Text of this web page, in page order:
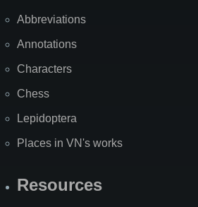
Abbreviations
Annotations
Characters
Chess
Lepidoptera
Places in VN's works
Resources